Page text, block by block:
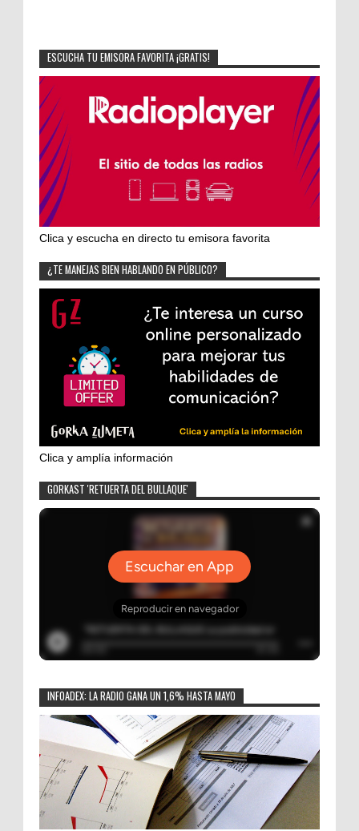
ESCUCHA TU EMISORA FAVORITA ¡GRATIS!
Clica y escucha en directo tu emisora favorita
¿TE MANEJAS BIEN HABLANDO EN PÚBLICO?
Clica y amplía información
GORKAST 'RETUERTA DEL BULLAQUE'
INFOADEX: LA RADIO GANA UN 1,6% HASTA MAYO